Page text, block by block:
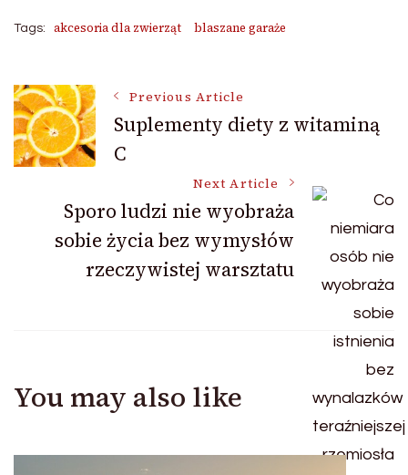
Tags: akcesoria dla zwierząt blaszane garaże
Post
Navigation
Previous Article
Suplementy diety z witaminą
C
Next Article
Sporo ludzi nie wyobraża
sobie życia bez wymysłów
rzeczywistej warsztatu
You may also like